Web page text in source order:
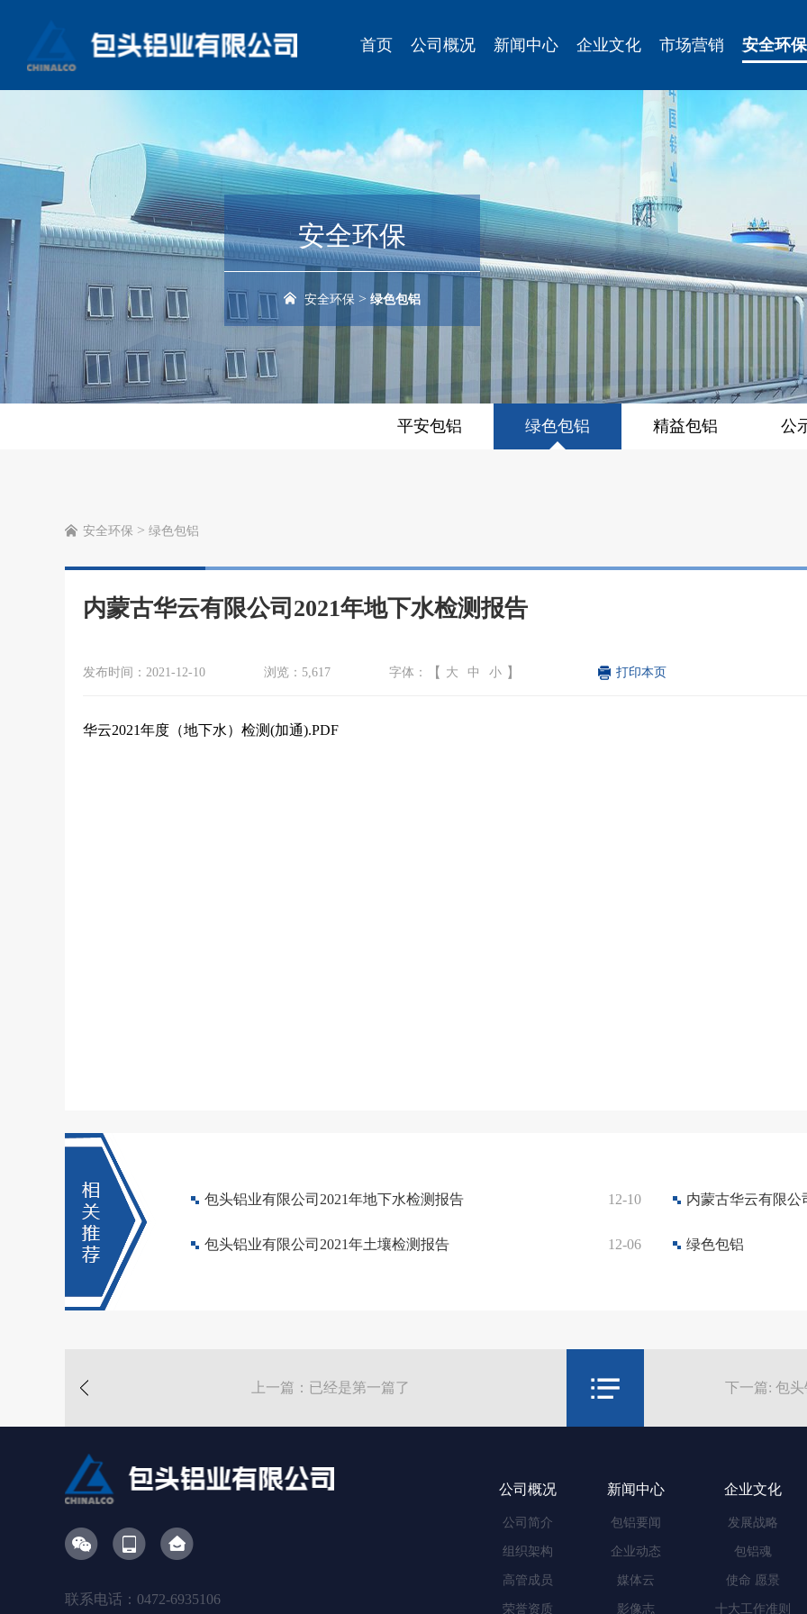
首页 公司概况 新闻中心 企业文化 市场营销 安全环保
安全环保
安全环保 > 绿色包铝
平安包铝 绿色包铝 精益包铝 公
安全环保 > 绿色包铝
内蒙古华云有限公司2021年地下水检测报告
发布时间：2021-12-10 浏览：5,617 字体： 【 大 中 小 】
华云2021年度（地下水）检测(加通).PDF
包头铝业有限公司2021年地下水检测报告 12-10 内蒙古华云有限公
包头铝业有限公司2021年土壤检测报告 12-06 绿色包铝
上一篇：已经是第一篇了 下一篇: 包
联系电话：0472-6935106
公司概况
公司简介
组织架构
高管成员
荣誉资质
新闻中心
包铝要闻
企业动态
媒体云
影像志
企业文化
发展战略
包铝魂
使命 愿景
十大工作准则